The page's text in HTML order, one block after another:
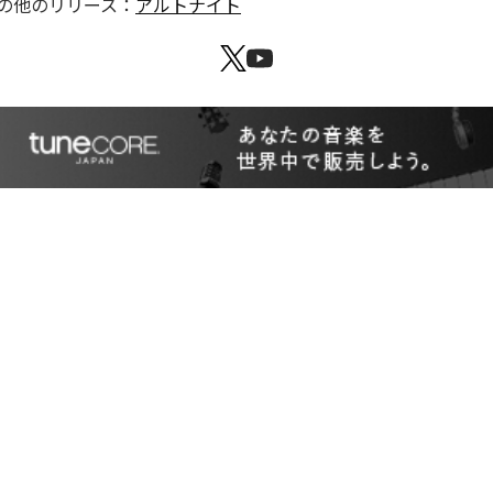
他のリリース： アルトナイト